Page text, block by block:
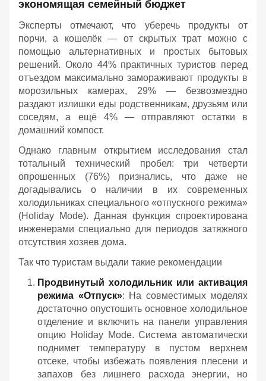
экономящая семейный бюджет
Эксперты отмечают, что уберечь продукты от
порчи, а кошелёк — от скрытых трат можно с
помощью альтернативных и простых бытовых
решений. Около 44% практичных туристов перед
отъездом максимально замораживают продукты в
морозильных камерах, 29% — безвозмездно
раздают излишки еды родственникам, друзьям или
соседям, а ещё 4% — отправляют остатки в
домашний компост.
Однако главным открытием исследования стал
тотальный технический пробел: три четверти
опрошенных (76%) признались, что даже не
догадывались о наличии в их современных
холодильниках специального «отпускного режима»
(Holiday Mode). Данная функция спроектирована
инженерами специально для периодов затяжного
отсутствия хозяев дома.
Так что туристам выдали такие рекомендации
Продвинутый холодильник или активация
режима «Отпуск»: На совместимых моделях
достаточно опустошить основное холодильное
отделение и включить на панели управления
опцию Holiday Mode. Система автоматически
поднимет температуру в пустом верхнем
отсеке, чтобы избежать появления плесени и
запахов без лишнего расхода энергии, но